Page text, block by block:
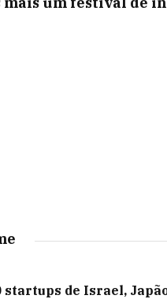
startups de Israel,